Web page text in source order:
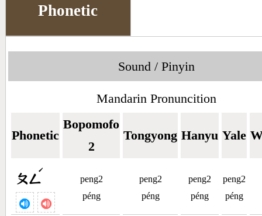
Phonetic
Sound / Pinyin
Mandarin Pronuncition
Phonetic
Bopomofo
2
Tongyong Hanyu Yale
ㄆㄥ
ˊ
peng2
péng
peng2
péng
peng2
péng
peng2
péng